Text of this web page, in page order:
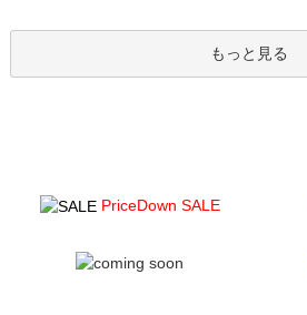
もっと見る
PriceDown SALE